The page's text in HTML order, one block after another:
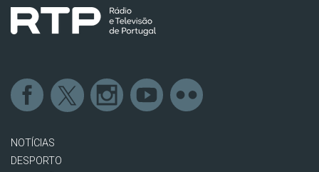
NOTÍCIAS
DESPORTO